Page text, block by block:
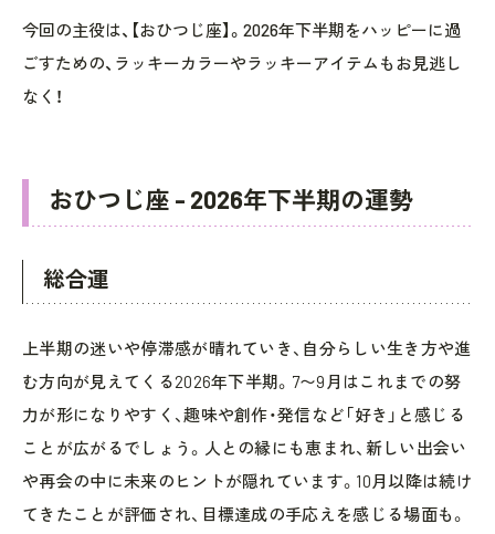
今回の主役は、【おひつじ座】。2026年下半期をハッピーに過
ごすための、ラッキーカラーやラッキーアイテムもお見逃し
なく！
おひつじ座 - 2026年下半期の運勢
総合運
上半期の迷いや停滞感が晴れていき、自分らしい生き方や進
む方向が見えてくる2026年下半期。7〜9月はこれまでの努
力が形になりやすく、趣味や創作・発信など「好き」と感じる
ことが広がるでしょう。人との縁にも恵まれ、新しい出会い
や再会の中に未来のヒントが隠れています。10月以降は続け
てきたことが評価され、目標達成の手応えを感じる場面も。